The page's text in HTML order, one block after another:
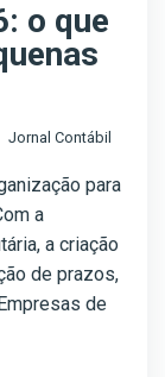
o que
Jornal Contábil
para
a
a criação
de prazos,
de